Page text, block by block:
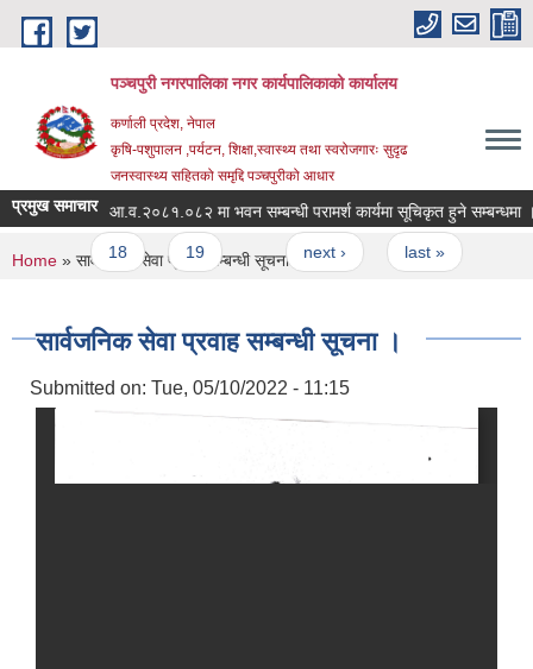
Skip to main content
पञ्चपुरी नगरपालिका नगर कार्यपालिकाको कार्यालय
कर्णाली प्रदेश, नेपाल
कृषि-पशुपालन ,पर्यटन, शिक्षा,स्वास्थ्य तथा स्वरोजगारः सुदृढ
जनस्वास्थ्य सहितको समृद्दि पञ्चपुरीको आधार
प्रमुख समाचार
। आ.व.२०८१.०८२ मा भवन सम्बन्धी परामर्श कार्यमा सूचिकृत हुने सम्बन्धमा ।
18 19 … next › last »
You are here
Home » सार्वजनिक सेवा प्रवाह सम्बन्धी सूचना ।
सार्वजनिक सेवा प्रवाह सम्बन्धी सूचना ।
Submitted on: Tue, 05/10/2022 - 11:15